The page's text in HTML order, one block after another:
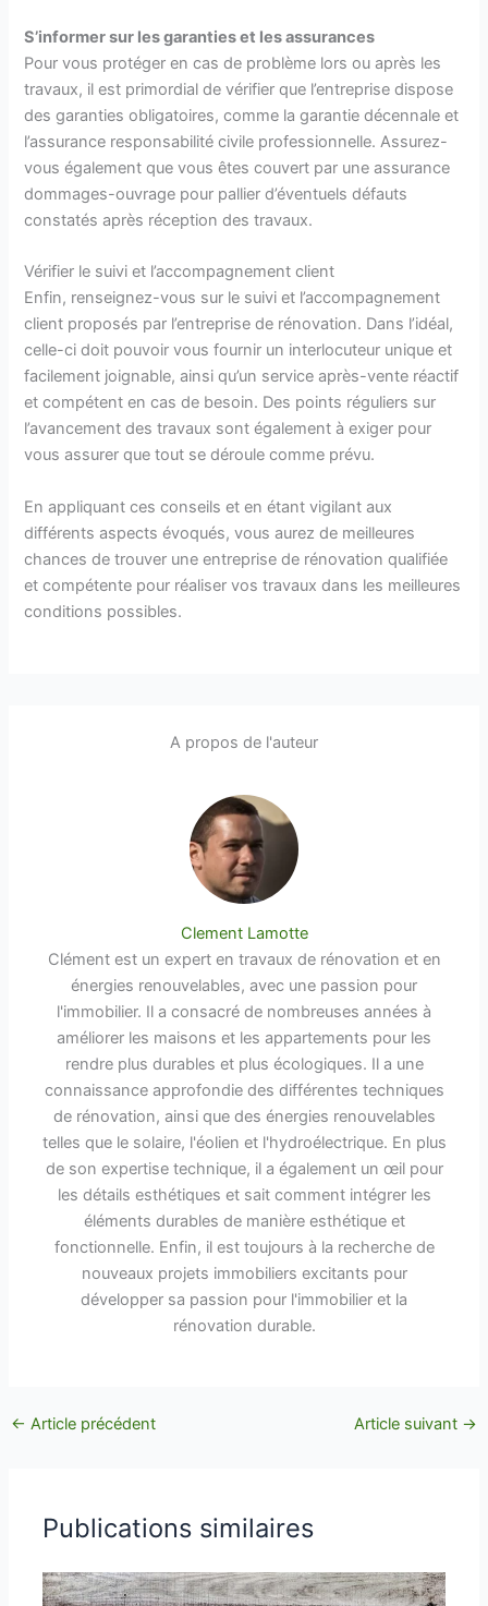
S’informer sur les garanties et les assurances
Pour vous protéger en cas de problème lors ou après les
travaux, il est primordial de vérifier que l’entreprise dispose
des garanties obligatoires, comme la garantie décennale et
l’assurance responsabilité civile professionnelle. Assurez-
vous également que vous êtes couvert par une assurance
dommages-ouvrage pour pallier d’éventuels défauts
constatés après réception des travaux.
Vérifier le suivi et l’accompagnement client
Enfin, renseignez-vous sur le suivi et l’accompagnement
client proposés par l’entreprise de rénovation. Dans l’idéal,
celle-ci doit pouvoir vous fournir un interlocuteur unique et
facilement joignable, ainsi qu’un service après-vente réactif
et compétent en cas de besoin. Des points réguliers sur
l’avancement des travaux sont également à exiger pour
vous assurer que tout se déroule comme prévu.
En appliquant ces conseils et en étant vigilant aux
différents aspects évoqués, vous aurez de meilleures
chances de trouver une entreprise de rénovation qualifiée
et compétente pour réaliser vos travaux dans les meilleures
conditions possibles.
A propos de l'auteur
Clement Lamotte
Clément est un expert en travaux de rénovation et en
énergies renouvelables, avec une passion pour
l'immobilier. Il a consacré de nombreuses années à
améliorer les maisons et les appartements pour les
rendre plus durables et plus écologiques. Il a une
connaissance approfondie des différentes techniques
de rénovation, ainsi que des énergies renouvelables
telles que le solaire, l'éolien et l'hydroélectrique. En plus
de son expertise technique, il a également un œil pour
les détails esthétiques et sait comment intégrer les
éléments durables de manière esthétique et
fonctionnelle. Enfin, il est toujours à la recherche de
nouveaux projets immobiliers excitants pour
développer sa passion pour l'immobilier et la
rénovation durable.
← Article précédent Article suivant →
Publications similaires